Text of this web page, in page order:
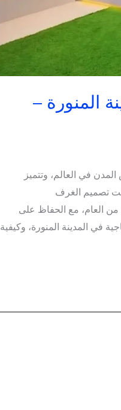
المنورة –
في العالم، وتتميز
تصميم الغرف
من العام، مع الحفاظ على
في المدينة المنورة، وكيفية